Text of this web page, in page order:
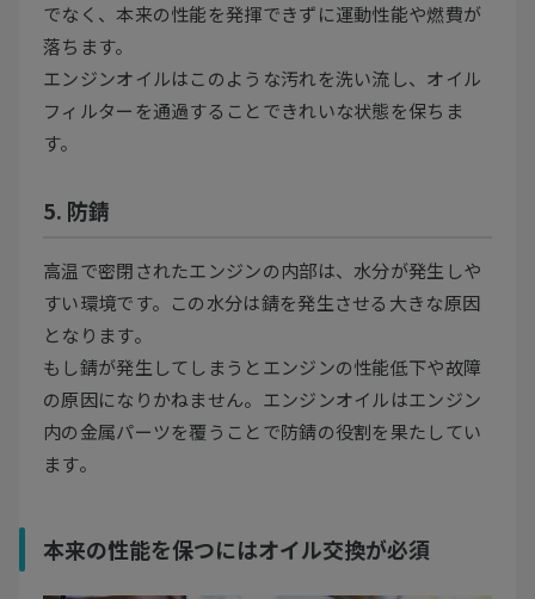
でなく、本来の性能を発揮できずに運動性能や燃費が
落ちます。
エンジンオイルはこのような汚れを洗い流し、オイル
フィルターを通過することできれいな状態を保ちま
す。
5. 防錆
高温で密閉されたエンジンの内部は、水分が発生しや
すい環境です。この水分は錆を発生させる大きな原因
となります。
もし錆が発生してしまうとエンジンの性能低下や故障
の原因になりかねません。エンジンオイルはエンジン
内の金属パーツを覆うことで防錆の役割を果たしてい
ます。
本来の性能を保つにはオイル交換が必須